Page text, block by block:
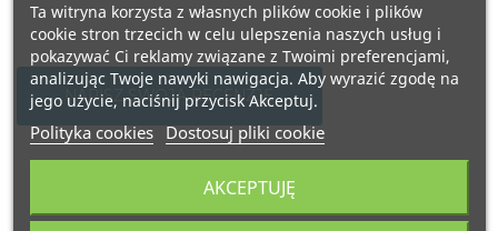
NAPISZ SWOJĄ RECENZJĘ
Ta witryna korzysta z własnych plików cookie i plików
cookie stron trzecich w celu ulepszenia naszych usług i
pokazywać Ci reklamy związane z Twoimi preferencjami,
analizując Twoje nawyki nawigacja. Aby wyrazić zgodę na
jego użycie, naciśnij przycisk Akceptuj.
Polityka cookies Dostosuj pliki cookie
AKCEPTUJĘ